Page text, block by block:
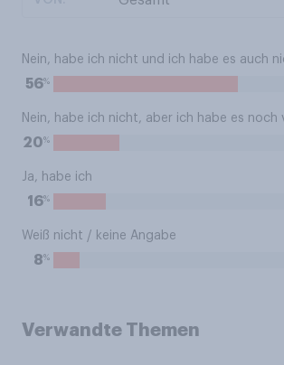
Nein, habe ich nicht und ich habe es auch
56%
Nein, habe ich nicht, aber ich habe es noch
20%
Ja, habe ich
16%
Weiß nicht / keine Angabe
8%
Verwandte Themen